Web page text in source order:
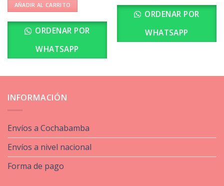
AÑADIR AL CARRITO
ORDENAR POR
WHATSAPP
ORDENAR POR
WHATSAPP
INFORMACIÓN
Envíos a Cochabamba
Envíos a nivel nacional
Forma de pago